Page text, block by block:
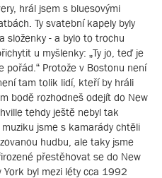
hrál jsem s bluesovými
Ty svatební kapely byly
složenky - a bylo to trochu
u myšlenky: „Ty jo, teď je
Protože v Bostonu není
tam tolik lidí, kteří by hráli
bodě rozhodneš odejít do New
tehdy ještě nebyl tak
jsme s kamarády chtěli
hudbu, ale taky jsme
přestěhovat se do New
York byl mezi léty cca 1992